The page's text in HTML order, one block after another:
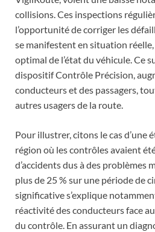
collisions. Ces inspections
l’opportunité de corriger les
se manifestent en situation
optimal de l’état du véhicule. Ce
dispositif Contrôle Précision,
conducteurs et des passagers,
autres usagers de la route.
Pour illustrer, citons le cas d’une
région où les contrôles avaient
d’accidents dus à des problèmes
plus de 25 % sur une période de
significative s’explique
réactivité des conducteurs face
du contrôle. En assurant un